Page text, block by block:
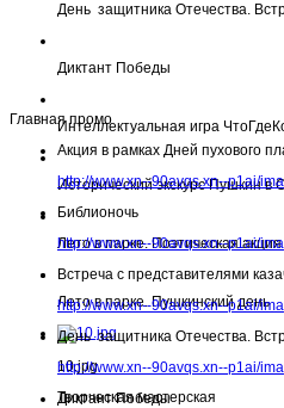
День защитника Отечества.
Диктант Победы
Интеллектуальная игра
Исторический экскурс Пушкин в
Лето в парке. Поэтическая акция
Лето в парке. Пушкинский день
10.jpg
Творческая мастерская
Главная промо
Акция в рамках Дней пухового
http://www.xn--90avqs.xn--p1ai/
Библионочь
http://www.xn--90avqs.xn--p1ai/
Встреча с представителями
http://www.xn--90avqs.xn--p1ai/
День защитника Отечества.
http://www.xn--90avqs.xn--p1ai/
Диктант Победы